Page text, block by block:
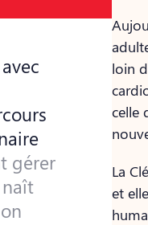
gérer
loin
celle
La
et